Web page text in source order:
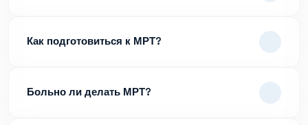
Как подготовиться к МРТ?
Больно ли делать МРТ?